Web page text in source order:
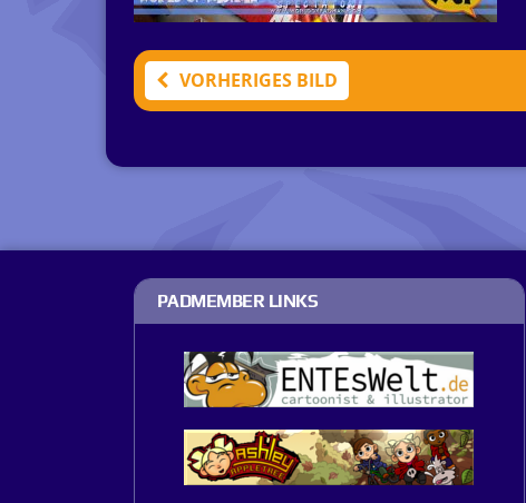
VORHERIGES BILD
PADMEMBER LINKS